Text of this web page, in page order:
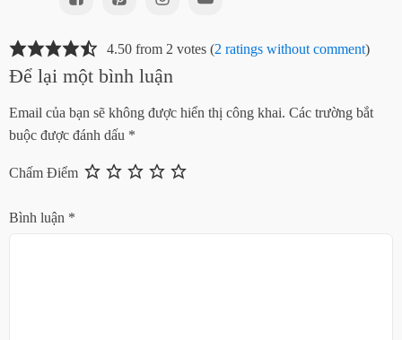
4.50 from 2 votes (2 ratings without comment)
Để lại một bình luận
Email của bạn sẽ không được hiển thị công khai. Các trường bắt
buộc được đánh dấu *
Chấm Điểm
Bình luận *